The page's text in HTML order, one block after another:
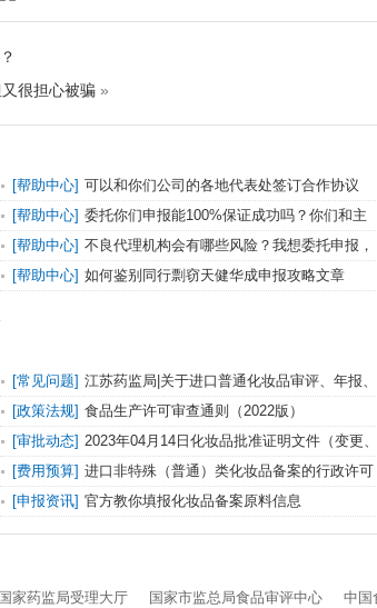
很担心被骗 »
[帮助中心] 可以和你们公司的各地代表处签订合作协议
吗？[帮助中心] 委托你们申报能100%保证成功吗？你们和主
管部门的关系怎么样？
[帮助中心] 不良代理机构会有哪些风险？我想委托申报，
但又很担心被骗
[帮助中心] 如何鉴别同行剽窃天健华成申报攻略文章
[常见问题] 江苏药监局|关于进口普通化妆品审评、年报、
补报和注销等问题的解答
[政策法规] 食品生产许可审查通则（2022版）
[审批动态] 2023年04月14日化妆品批准证明文件（变更、
纠错）送达信息发布
[费用预算] 进口非特殊（普通）类化妆品备案的行政许可
申报费用计算
[申报资讯] 官方教你填报化妆品备案原料信息
国家药监局受理大厅 国家市监总局食品审评中心 中国